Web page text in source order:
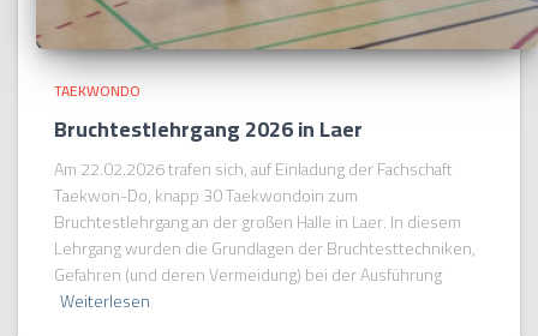
TAEKWONDO
Bruchtestlehrgang 2026 in Laer
Am 22.02.2026 trafen sich, auf Einladung der Fachschaft
Taekwon-Do, knapp 30 Taekwondoin zum
Bruchtestlehrgang an der großen Halle in Laer. In diesem
Lehrgang wurden die Grundlagen der Bruchtesttechniken,
Gefahren (und deren Vermeidung) bei der Ausführung
Weiterlesen